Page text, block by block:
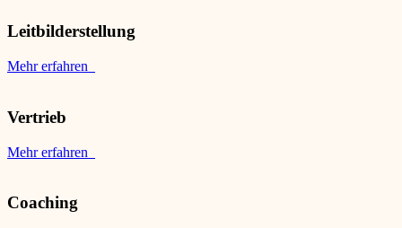
Leitbilderstellung
Mehr erfahren
Vertrieb
Mehr erfahren
Coaching